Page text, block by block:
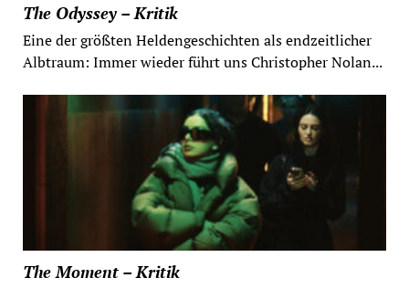
The Odyssey – Kritik
Eine der größten Heldengeschichten als endzeitlicher
Albtraum: Immer wieder führt uns Christopher Nolan...
The Moment – Kritik